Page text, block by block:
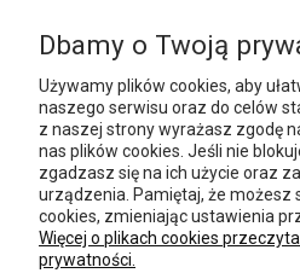
MOJE
PŁATNOŚCI I
Dbamy o Twoją
Używamy plików cookies, aby
naszego serwisu oraz do celów
z naszej strony wyrażasz zgodę
nas plików cookies. Jeśli nie
zgadzasz się na ich użycie oraz
urządzenia. Pamiętaj, że
cookies, zmieniając ustawienia
Więcej o plikach cookies
prywatności.